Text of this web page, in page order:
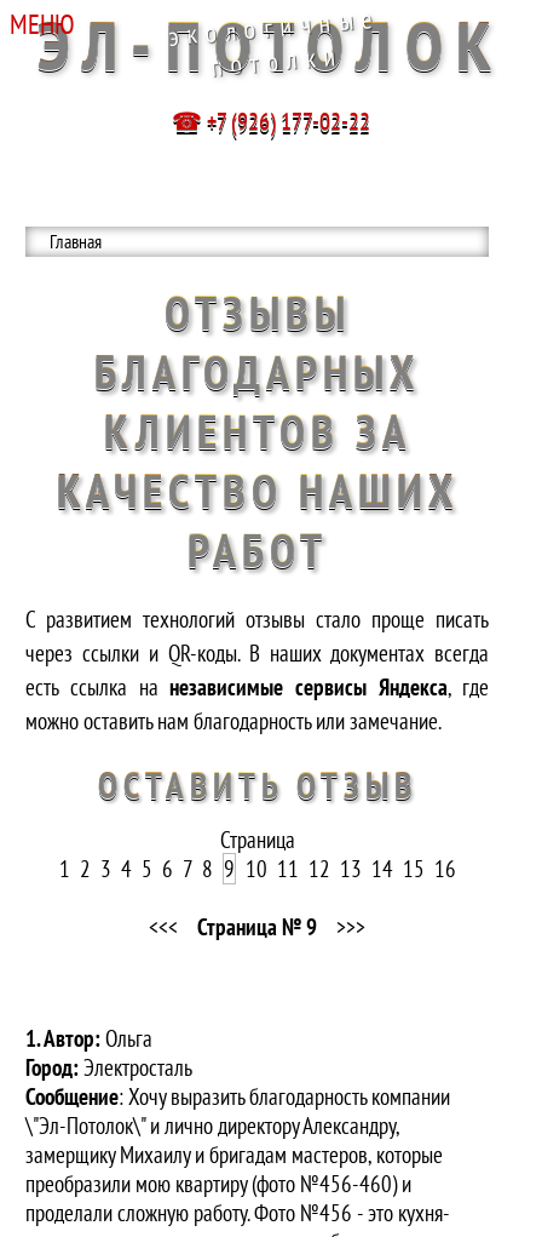
ЭЛ-ПОТОЛОК
экологичные
потолки
☎ +7 (926) 177-02-22
Главная
ОТЗЫВЫ
БЛАГОДАРНЫХ
КЛИЕНТОВ ЗА
КАЧЕСТВО НАШИХ
РАБОТ
С развитием технологий отзывы стало проще писать
через ссылки и QR-коды. В наших документах всегда
есть ссылка нанезависимые сервисы Яндекса, где
можно оставить нам благодарность или замечание.
ОСТАВИТЬ ОТЗЫВ
Страница
1 2 3 4 5 6 7 8 9 10 11 12 13 14 15 16
<<<
Страница №9 >>>
1. Автор:Ольга
Город:Электросталь
Сообщение: Хочу выразить благодарность компании
\"Эл-Потолок\" и лично директору Александру,
замерщику Михаилу и бригадам мастеров, которые
преобразили мою квартиру (фото №456-460) и
проделали сложную работу. Фото №456 - это кухня-